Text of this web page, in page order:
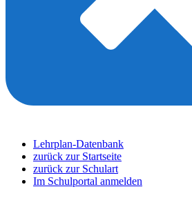
Lehrplan-Datenbank
zurück zur Startseite
zurück zur Schulart
Im Schulportal anmelden